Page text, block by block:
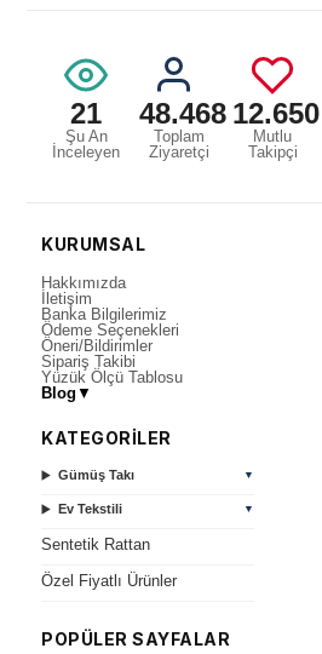
21
Şu An
İnceleyen
48.468
Toplam
Ziyaretçi
12.650
Mutlu
Takipçi
KURUMSAL
Hakkımızda
İletişim
Banka Bilgilerimiz
Ödeme Seçenekleri
Öneri/Bildirimler
Sipariş Takibi
Yüzük Ölçü Tablosu
Blog ▼
KATEGORİLER
Gümüş Takı ▼
Ev Tekstili ▼
Sentetik Rattan
Özel Fiyatlı Ürünler
POPÜLER SAYFALAR